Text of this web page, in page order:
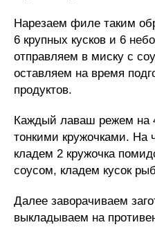
Нарезаем филе таким
6 крупных кусков и 6
отправляем в миску с
оставляем на время
продуктов.
Каждый лаваш режем на
тонкими кружочками. На
кладем 2 кружочка
соусом, кладем кусок
Далее заворачиваем
выкладываем на